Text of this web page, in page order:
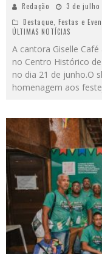
Redação
3 de julho
Destaque Festas e
ÚLTIMAS NOTÍCIAS
A cantora Giselle
no Centro Histórico
no dia 21 de junho.O
homenagem aos